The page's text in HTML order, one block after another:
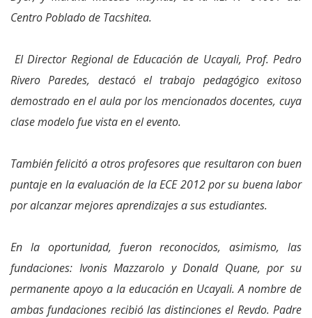
Centro Poblado de Tacshitea.
El Director Regional de Educación de Ucayali, Prof. Pedro
Rivero Paredes, destacó el trabajo pedagógico exitoso
demostrado en el aula por los mencionados docentes, cuya
clase modelo fue vista en el evento.
También felicitó a otros profesores que resultaron con buen
puntaje en la evaluación de la ECE 2012 por su buena labor
por alcanzar mejores aprendizajes a sus estudiantes.
En la oportunidad, fueron reconocidos, asimismo, las
fundaciones: Ivonis Mazzarolo y Donald Quane, por su
permanente apoyo a la educación en Ucayali. A nombre de
ambas fundaciones recibió las distinciones el Revdo. Padre